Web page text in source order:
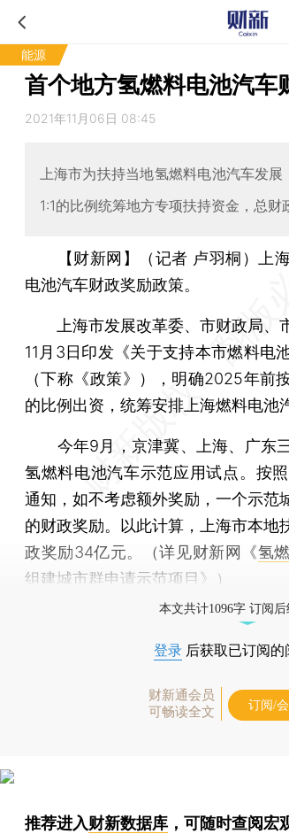
能源
首个地方氢燃料电池汽车
2021年11月06日 08:45
上海市为扶持当地氢燃料电池汽车发
1:1的比例统筹地方专项扶持资金，总
【财新网】（记者 卢羽桐）
上
电池汽车财政奖励政策。
上海市发展改革委、市财政局、
11月3日印发《关于支持本市燃料电
（下称《政策》），明确2025年前
的比例出资，统筹安排上海燃料电池
今年9月，京津冀、上海、广东
氢燃料电池汽车示范应用试点。按
通知，如不考虑额外奖励，一个示范
的财政奖励。以此计算，上海市本地
政奖励34亿元。（详见财新网《氢
组建城市群申请示范项目》）
本文共计1096字 订阅
登录 后获取已订阅的
财新通会员
可畅读全文
订阅/
推荐进入财新数据库 ，可随时查阅宏